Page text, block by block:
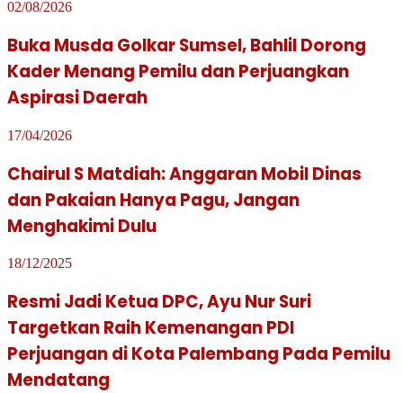
02/08/2026
Buka Musda Golkar Sumsel, Bahlil Dorong
Kader Menang Pemilu dan Perjuangkan
Aspirasi Daerah
17/04/2026
Chairul S Matdiah: Anggaran Mobil Dinas
dan Pakaian Hanya Pagu, Jangan
Menghakimi Dulu
18/12/2025
Resmi Jadi Ketua DPC, Ayu Nur Suri
Targetkan Raih Kemenangan PDI
Perjuangan di Kota Palembang Pada Pemilu
Mendatang